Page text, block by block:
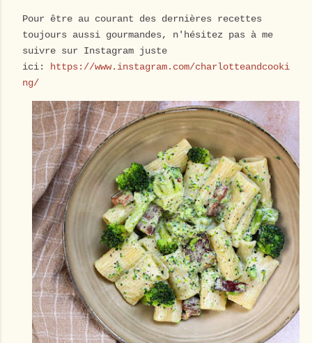
Pour être au courant des dernières recettes
toujours aussi gourmandes, n'hésitez pas à me
suivre sur Instagram juste
ici:
https://www.instagram.com/charlotteandcooki
ng/